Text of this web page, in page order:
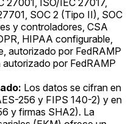
27001, ISO/IEC 27017,
SOC 2 (Tipo II), SOC
y controladores, CSA
HIPAA configurable,
autorizado por FedRAMP
por FedRAMP
Los datos se cifran en
256 y FIPS 140-2) y en
y firmas SHA2). La